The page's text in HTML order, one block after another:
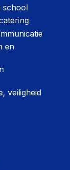
school
en
veiligheid